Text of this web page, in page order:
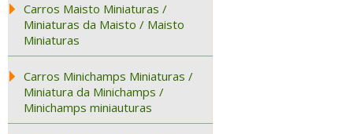
Carros Maisto Miniaturas /
Miniaturas da Maisto / Maisto
Miniaturas
Carros Minichamps Miniaturas /
Miniatura da Minichamps /
Minichamps miniauturas